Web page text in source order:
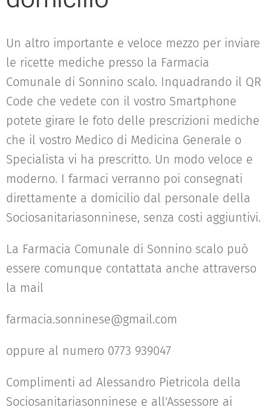
Un altro importante e veloce mezzo per inviare
le ricette mediche presso la Farmacia
Comunale di Sonnino scalo. Inquadrando il QR
Code che vedete con il vostro Smartphone
potete girare le foto delle prescrizioni mediche
che il vostro Medico di Medicina Generale o
Specialista vi ha prescritto. Un modo veloce e
moderno. I farmaci verranno poi consegnati
direttamente a domicilio dal personale della
Sociosanitariasonninese, senza costi aggiuntivi.
La Farmacia Comunale di Sonnino scalo può
essere comunque contattata anche attraverso
la mail
farmacia.sonninese@gmail.com
oppure al numero 0773 939047
Complimenti ad Alessandro Pietricola della
Sociosanitariasonninese e all'Assessore ai